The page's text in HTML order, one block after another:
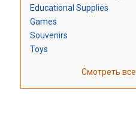
Educational Supplies
Games
Souvenirs
Toys
Смотреть все